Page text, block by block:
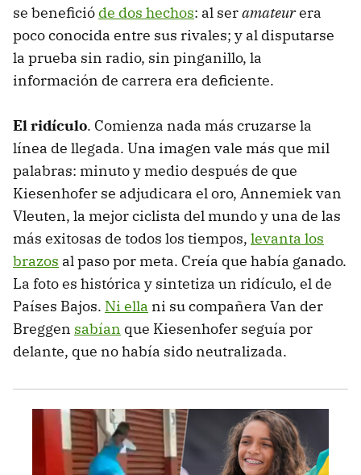
se benefició de dos hechos: al seramateurera
poco conocida entre sus rivales; y al disputarse
la prueba sin radio, sin pinganillo, la
información de carrera era deficiente.
El ridículo. Comienza nada más cruzarse la
línea de llegada. Una imagen vale más que mil
palabras: minuto y medio después de que
Kiesenhofer se adjudicara el oro, Annemiek van
Vleuten, la mejor ciclista del mundo y una de las
más exitosas de todos los tiempos, levanta los
brazos al paso por meta. Creía que había ganado.
La foto es histórica y sintetiza un ridículo, el de
Países Bajos. Ni ella ni su compañera Van der
Breggen sabían que Kiesenhofer seguía por
delante, que no había sido neutralizada.